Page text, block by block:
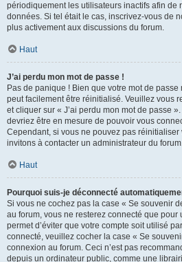
périodiquement les utilisateurs inactifs afin de
données. Si tel était le cas, inscrivez-vous de
plus activement aux discussions du forum.
Haut
J’ai perdu mon mot de passe !
Pas de panique ! Bien que votre mot de passe
peut facilement être réinitialisé. Veuillez vous
et cliquer sur « J’ai perdu mon mot de passe
devriez être en mesure de pouvoir vous
Cependant, si vous ne pouvez pas
invitons à contacter un administrateur du
Haut
Pourquoi suis-je déconnecté
Si vous ne cochez pas la case « Se souvenir
au forum, vous ne resterez connecté que
permet d’éviter que votre compte soit utilisé
connecté, veuillez cocher la case « Se
connexion au forum. Ceci n’est pas
depuis un ordinateur public, comme une